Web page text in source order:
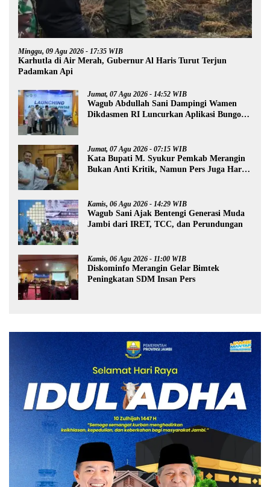
Minggu, 09 Agu 2026 - 17:35 WIB
Karhutla di Air Merah, Gubernur Al Haris Turut Terjun
Padamkan Api
Jumat, 07 Agu 2026 - 14:52 WIB
Wagub Abdullah Sani Dampingi Wamen
Dikdasmen RI Luncurkan Aplikasi Bungo
Jumat, 07 Agu 2026 - 07:15 WIB
Kata Bupati M. Syukur Pemkab Merangin
Bukan Anti Kritik, Namun Pers Juga Harus
Kamis, 06 Agu 2026 - 14:29 WIB
Wagub Sani Ajak Bentengi Generasi Muda
Jambi dari IRET, TCC, dan Perundungan
Kamis, 06 Agu 2026 - 11:00 WIB
Diskominfo Merangin Gelar Bimtek
Peningkatan SDM Insan Pers